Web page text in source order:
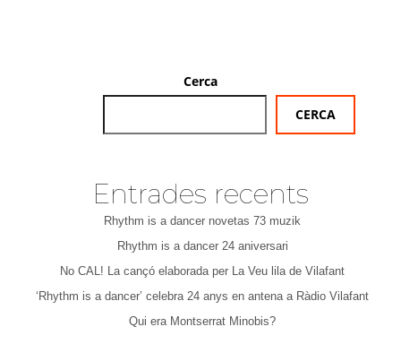
Cerca
CERCA
Entrades recents
Rhythm is a dancer novetas 73 muzik
Rhythm is a dancer 24 aniversari
No CAL! La cançó elaborada per La Veu lila de Vilafant
‘Rhythm is a dancer’ celebra 24 anys en antena a Ràdio Vilafant
Qui era Montserrat Minobis?